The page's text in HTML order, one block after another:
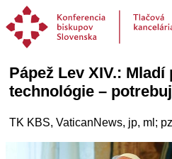
Pápež Lev XIV.:
technológie –
TK KBS, VaticanNews, jp, ml;